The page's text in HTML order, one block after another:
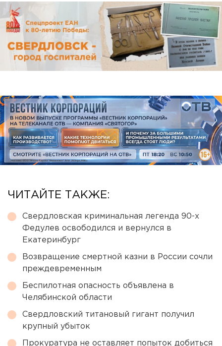
ЧИТАЙТЕ ТАКЖЕ:
Свердловская криминальная легенда 90-х
Федулев освободился и вернулся в
Екатеринбург
Возвращение смертной казни в России сочли
преждевременным
Беспилотная опасность объявлена в
Челябинской области
Свердловский титановый гигант получил
крупный убыток
Прокуратура не оставляет попыток добиться